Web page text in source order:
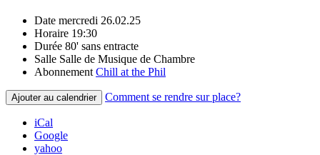
Date mercredi 26.02.25
Horaire 19:30
Durée 80' sans entracte
Salle Salle de Musique de Chambre
Abonnement Chill at the Phil
Ajouter au calendrier Comment se rendre sur place?
iCal
Google
yahoo